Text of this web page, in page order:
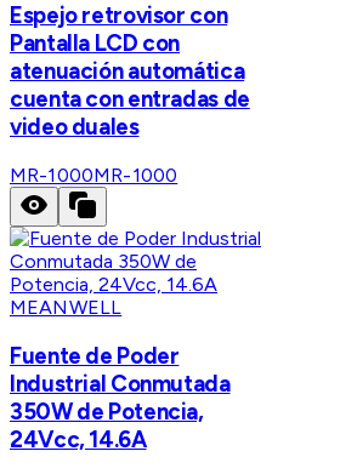
Espejo retrovisor con
Pantalla LCD con
atenuación automática
cuenta con entradas de
video duales
MR-1000MR-1000
MEANWELL
Fuente de Poder
Industrial Conmutada
350W de Potencia,
24Vcc, 14.6A